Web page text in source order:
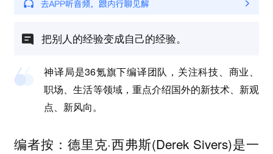
把别人的经验变成自己的经验。
神译局是36氪旗下编译团队，关注科技、商业、
职场、生活等领域，重点介绍国外的新技术、新观
点、新风向。
编者按：德里克·西弗斯(Derek Sivers)是一